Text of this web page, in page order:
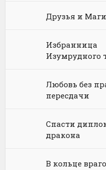
Юриспруденция, право
Научная фантастика
Попаданцы
Юмористическая
Любовное фэнтези
Русское фэнтези
Фэнтези про драконов
Друзья и
Избранница
Изумрудного
Любовь без
пересдачи
Спасти
дракона
В кольце